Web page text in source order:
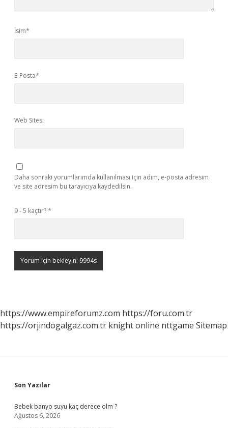
İsim*
E-Posta*
Web Sitesi
Daha sonraki yorumlarımda kullanılması için adım, e-posta adresim
ve site adresim bu tarayıcıya kaydedilsin.
9 - 5 kaçtır?*
https://www.empireforumz.com https://foru.com.tr
https://orjindogalgaz.com.tr knight online nttgame Sitemap
Sidebar
Son Yazılar
Bebek banyo suyu kaç derece olm ?
Ağustos 6, 2026